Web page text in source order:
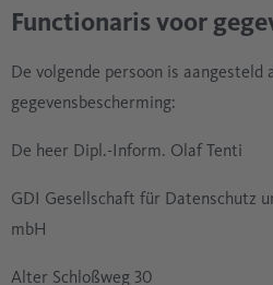
Functionaris voor
De volgende persoon is aangesteld
gegevensbescherming:
De heer Dipl.-Inform. Olaf Tenti
GDI Gesellschaft für Datenschutz
mbH
Alter Schloßweg 30